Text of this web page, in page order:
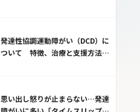
発達性協調運動障がい（DCD）に
ついて 特徴、治療と支援方法と
思い出し怒りが止まらない…発達